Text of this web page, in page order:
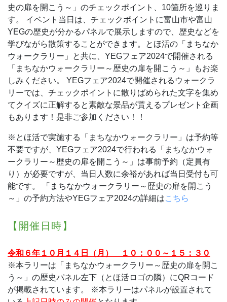
史の扉を開こう～」のチェックポイント、10箇所を巡りま
す。
イベント当日は、チェックポイントに富山市や富山
YEGの歴史が分かるパネルで展示しますので、歴史などを
学びながら散策することができます。とほ活の「まちなか
ウォークラリー」と共に、YEGフェア2024で開催される
「まちなかウォークラリー～歴史の扉を開こう～」もお楽
しみください。
YEGフェア2024で開催されるウォークラ
リーでは、チェックポイントに散りばめられた文字を集め
てクイズに正解すると素敵な景品が貰えるプレゼント企画
もあります！是非ご参加ください！！
※とほ活で実施する「まちなかウォークラリー」は予約等
不要ですが、YEGフェア2024で行われる「まちなかウォ
ークラリー～歴史の扉を開こう～」は事前予約（定員有
り）が必要ですが、当日人数に余裕があれば当日受付も可
能です。
「まちなかウォークラリー～歴史の扉を開こう
～」の予約方法やYEGフェア2024の詳細はこちら
【開催日時】
令和６年１０月１４日（月） １０：００～１５：３０
※本ラリーは「まちなかウォークラリー～歴史の扉を開こ
う～」の歴史パネル左下（とほ活ロゴの隣）にQRコード
が掲載されています。
※本ラリーはパネルが設置されて